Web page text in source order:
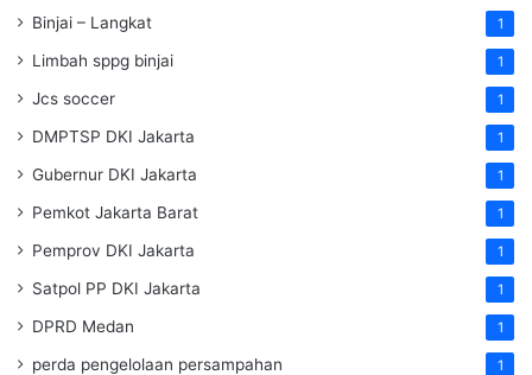
Binjai – Langkat 1
Limbah sppg binjai 1
Jcs soccer 1
DMPTSP DKI Jakarta 1
Gubernur DKI Jakarta 1
Pemkot Jakarta Barat 1
Pemprov DKI Jakarta 1
Satpol PP DKI Jakarta 1
DPRD Medan 1
perda pengelolaan persampahan 1